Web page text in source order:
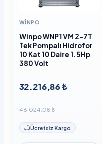
WINPO
Winpo WNP1 VM 2-7T
Tek Pompalı Hidrofor
10 Kat 10 Daire 1.5Hp
380 Volt
32.216,86 ₺
46.024,08 ₺
Ücretsiz Kargo